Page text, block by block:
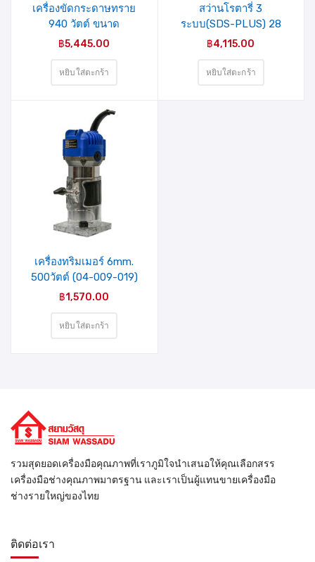
เครื่องขัดกระดาษทราย
940 วัตต์ ขนาด
100×610มม. รุ่น MP-940
฿5,445.00
หยิบใส่ตะกร้า
สว่านโรตารี่ 3
ระบบ(SDS-PLUS) 28
มม. 850 วัตต์ รุ่น Z1A-
005) MIXPRO
฿4,115.00
หยิบใส่ตะกร้า
รายการ
สินค้าที่
ชอบ
เครื่องทริมเมอร์ 6mm.
500วัตต์ (04-009-019)
MIXPRO
฿1,570.00
หยิบใส่ตะกร้า
รวมสุดยอดเครื่องมือคุณภาพที่เราภูมิใจนำเสนอให้คุณเลือกสรร
เครื่องมือช่างคุณภาพมาตรฐาน และเราเป็นผู้แทนขายเครื่องมือ
ช่างรายใหญ่ของไทย
ติดต่อเรา